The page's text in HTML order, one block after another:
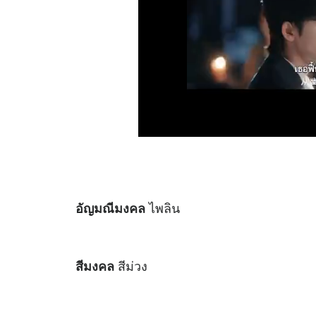
อัญมณีมงคลไพลิน
สีมงคล สีม่วง